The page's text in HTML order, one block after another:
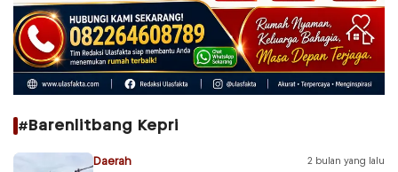
#Barenlitbang Kepri
Daerah 2 bulan yang lalu